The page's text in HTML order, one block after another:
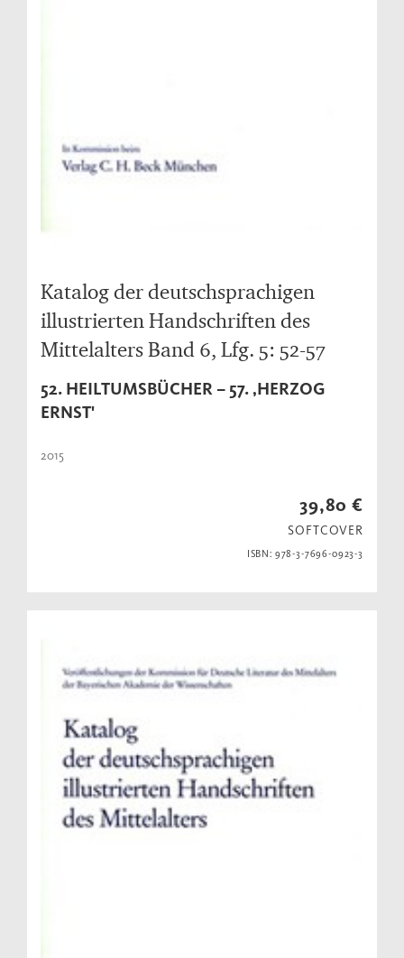
Katalog der deutschsprachigen
illustrierten Handschriften des
Mittelalters Band 6, Lfg. 5: 52-57
52. HEILTUMSBÜCHER – 57. ‚HERZOG
ERNST'
2015
39,80 €
SOFTCOVER
ISBN: 978-3-7696-0923-3